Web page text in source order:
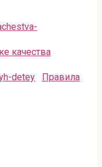
качества
Правила